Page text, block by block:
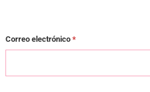
Correo electrónico *